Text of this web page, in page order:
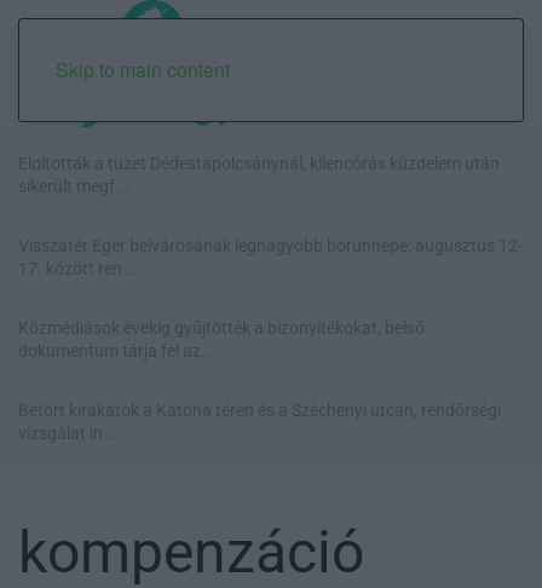
Skip to main content
Eloltották a tüzet Dédestapolcsánynál, kilencórás küzdelem után
sikerült megf...
Visszatér Eger belvárosának legnagyobb borünnepe: augusztus 12-
17. között ren...
Közmédiások évekig gyűjtötték a bizonyítékokat, belső
dokumentum tárja fel az...
Betört kirakatok a Katona téren és a Széchenyi utcán, rendőrségi
vizsgálat in...
kompenzáció